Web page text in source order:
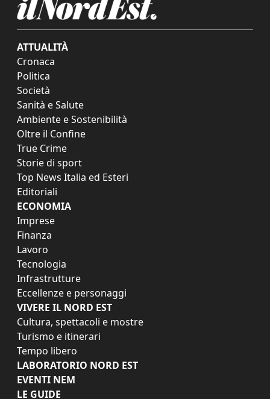
ATTUALITÀ
Cronaca
Politica
Società
Sanità e Salute
Ambiente e Sostenibilità
Oltre il Confine
True Crime
Storie di sport
Top News Italia ed Esteri
Editoriali
ECONOMIA
Imprese
Finanza
Lavoro
Tecnologia
Infrastrutture
Eccellenze e personaggi
VIVERE IL NORD EST
Cultura, spettacoli e mostre
Turismo e itinerari
Tempo libero
LABORATORIO NORD EST
EVENTI NEM
LE GUIDE